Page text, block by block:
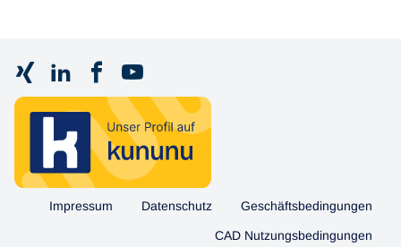
Impressum Datenschutz Geschäftsbedingungen
CAD Nutzungsbedingungen